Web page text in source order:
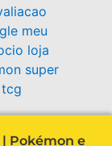
| Pokémon e